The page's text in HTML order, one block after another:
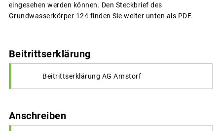
eingesehen werden können. Den Steckbrief des
Grundwasserkörper 124 finden Sie weiter unten als PDF.
Beitrittserklärung
Beitrittserklärung AG Arnstorf
Anschreiben